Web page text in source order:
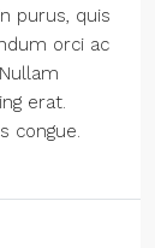
purus, quis
orci ac
erat.
congue.